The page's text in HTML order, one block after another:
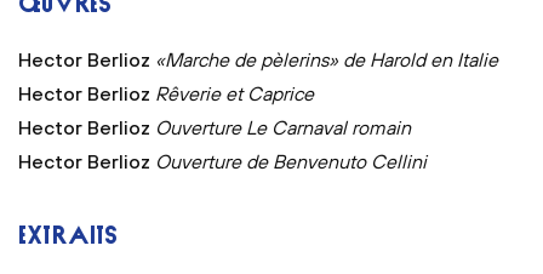
Hector Berlioz «Marche de pèlerins» de Harold en Italie
Hector Berlioz Rêverie et Caprice
Hector Berlioz Ouverture Le Carnaval romain
Hector Berlioz Ouverture de Benvenuto Cellini
EXTRAITS